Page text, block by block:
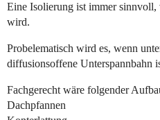
Eine Isolierung ist immer sinnvoll,
wird.
Probelematisch wird es, wenn
diffusionsoffene Unterspannbahn
Fachgerecht wäre folgender
Dachpfannen